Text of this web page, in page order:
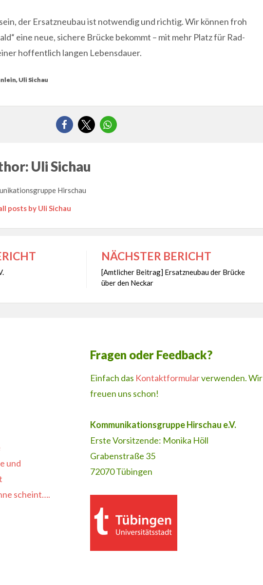
der Ersatzneubau ist notwendig und richtig. Wir können froh
eine neue, sichere Brücke bekommt – mit mehr Platz für Rad-
hoffentlich langen Lebensdauer.
Uli Sichau
Uli Sichau
Hirschau
posts by Uli Sichau
NÄCHSTER BERICHT
[Amtlicher Beitrag] Ersatzneubau der Brücke
über den Neckar
und
scheint….
Fragen oder Feedback?
Einfach das Kontaktformularverwenden. Wir
freuen uns schon!
Kommunikationsgruppe Hirschau e.V.
Erste Vorsitzende: Monika Höll
Grabenstraße 35
72070 Tübingen